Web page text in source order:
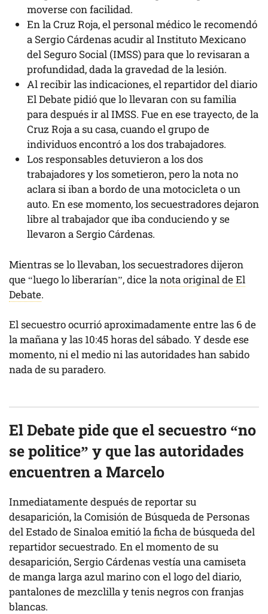
moverse con facilidad.
En la Cruz Roja, el personal médico le recomendó
a Sergio Cárdenas acudir al Instituto Mexicano
del Seguro Social (IMSS) para que lo revisaran a
profundidad, dada la gravedad de la lesión.
Al recibir las indicaciones, el repartidor del diario
El Debate pidió que lo llevaran con su familia
para después ir al IMSS. Fue en ese trayecto, de la
Cruz Roja a su casa, cuando el grupo de
individuos encontró a los dos trabajadores.
Los responsables detuvieron a los dos
trabajadores y los sometieron, pero la nota no
aclara si iban a bordo de una motocicleta o un
auto. En ese momento, los secuestradores dejaron
libre al trabajador que iba conduciendo y se
llevaron a Sergio Cárdenas.
Mientras se lo llevaban, los secuestradores dijeron
que “luego lo liberarían”, dice la nota original de El
Debate.
El secuestro ocurrió aproximadamente entre las 6 de
la mañana y las 10:45 horas del sábado. Y desde ese
momento, ni el medio ni las autoridades han sabido
nada de su paradero.
El Debate pide que el secuestro “no
se politice” y que las autoridades
encuentren a Marcelo
Inmediatamente después de reportar su
desaparición, la Comisión de Búsqueda de Personas
del Estado de Sinaloa emitióla ficha de búsquedadel
repartidor secuestrado. En el momento de su
desaparición, Sergio Cárdenas vestía una camiseta
de manga larga azul marino con el logo del diario,
pantalones de mezclilla y tenis negros con franjas
blancas.